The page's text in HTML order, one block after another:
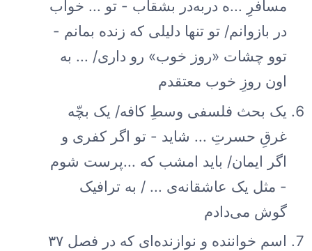
مسافرِ ...ه دربه‌در بشقاب - تو ... خواب
در بازوانم/ تو تنها دلیلی که زنده بمانم -
توو چشات «روز خوب» رو داری/ ... به
اون روزِ خوب معتقدم
یک بحث فلسفی وسطِ کافه/ یک بچّه
غرقِ حسرتِ ... شاید - تو اگر کفری و
اگر ایمان/ باید امشب که ...پرست شوم
- مثل یک عاشقانه‌ی ... / به ترافیک
گوش می‌دادم
اسم خواننده و نوازنده‌ای که در فصل ۳۷